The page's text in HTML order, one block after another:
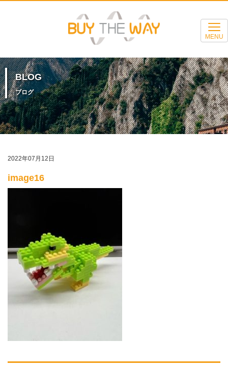
MENU
BLOG
ブログ
2022年07月12日
image16